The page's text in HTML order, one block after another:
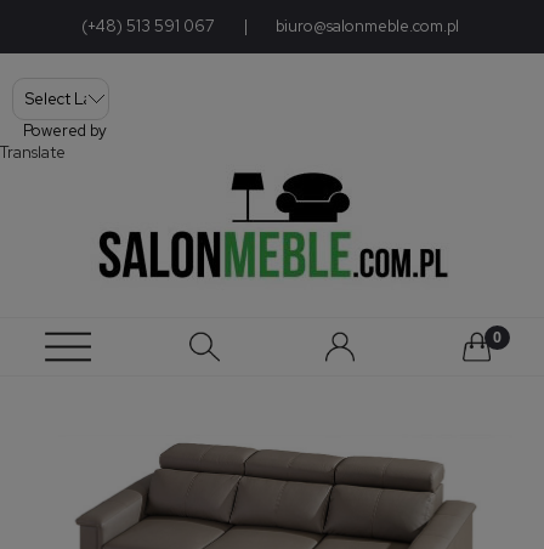
(+48) 513 591 067 | biuro@salonmeble.com.pl
Powered by
Translate